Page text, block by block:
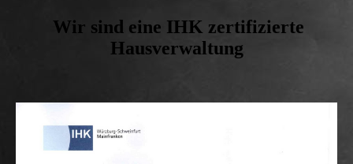
Wir sind eine IHK zertifizierte
Hausverwaltung